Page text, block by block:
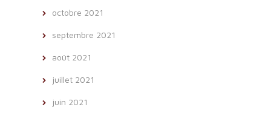
octobre 2021
septembre 2021
août 2021
juillet 2021
juin 2021